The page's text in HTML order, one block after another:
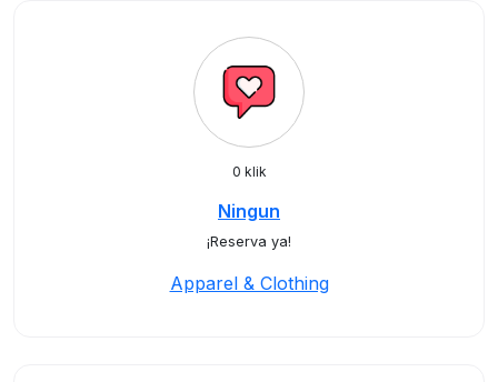
0 klik
Ningun
¡Reserva ya!
Apparel & Clothing